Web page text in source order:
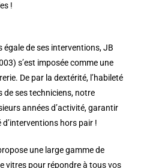
!
égale de ses interventions, JB
s’est imposée comme une
De par la dextérité, l’habileté
de ses techniciens, notre
années d’activité, garantir
hors pair !
une large gamme de
vitres pour répondre à tous vos